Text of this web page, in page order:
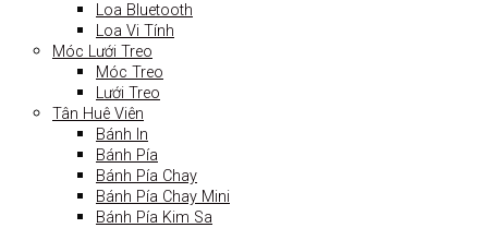
Loa Bluetooth
Loa Vi Tính
Móc Lưới Treo
Móc Treo
Lưới Treo
Tân Huê Viên
Bánh In
Bánh Pía
Bánh Pía Chay
Bánh Pía Chay Mini
Bánh Pía Kim Sa